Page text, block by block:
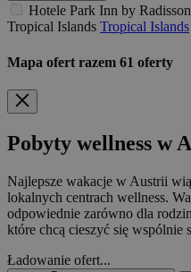
Hotele Park Inn by Radisson
Tropical Islands Tropical Islands
Mapa ofert razem 61 oferty
Pobyty wellness w
Najlepsze wakacje w Austrii
lokalnych centrach wellness.
odpowiednie zarówno dla
które chcą cieszyć się wspólnie
Ładowanie ofert...